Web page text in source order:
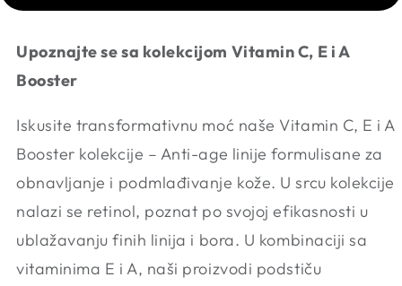
Upoznajte se sa kolekcijom Vitamin C, E i A
Booster
Iskusite transformativnu moć naše Vitamin C, E i A
Booster kolekcije – Anti-age linije formulisane za
obnavljanje i podmlađivanje kože. U srcu kolekcije
nalazi se retinol, poznat po svojoj efikasnosti u
ublažavanju finih linija i bora. U kombinaciji sa
vitaminima E i A, naši proizvodi podstiču